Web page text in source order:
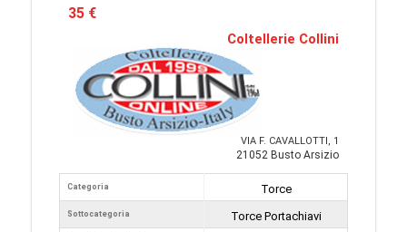
35 €
Coltellerie Collini
VIA F. CAVALLOTTI, 1
21052 Busto Arsizio
Categoria
Sottocategoria
Torce
Torce Portachiavi